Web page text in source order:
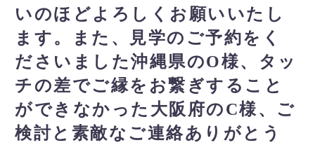
いのほどよろしくお願いいたし
ます。また、見学のご予約をく
ださいました沖縄県のO様、タッ
チの差でご縁をお繋ぎすること
ができなかった大阪府のC様、ご
検討と素敵なご連絡ありがとう